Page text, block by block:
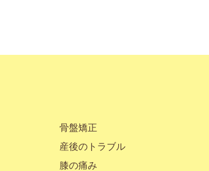
骨盤矯正
産後のトラブル
膝の痛み